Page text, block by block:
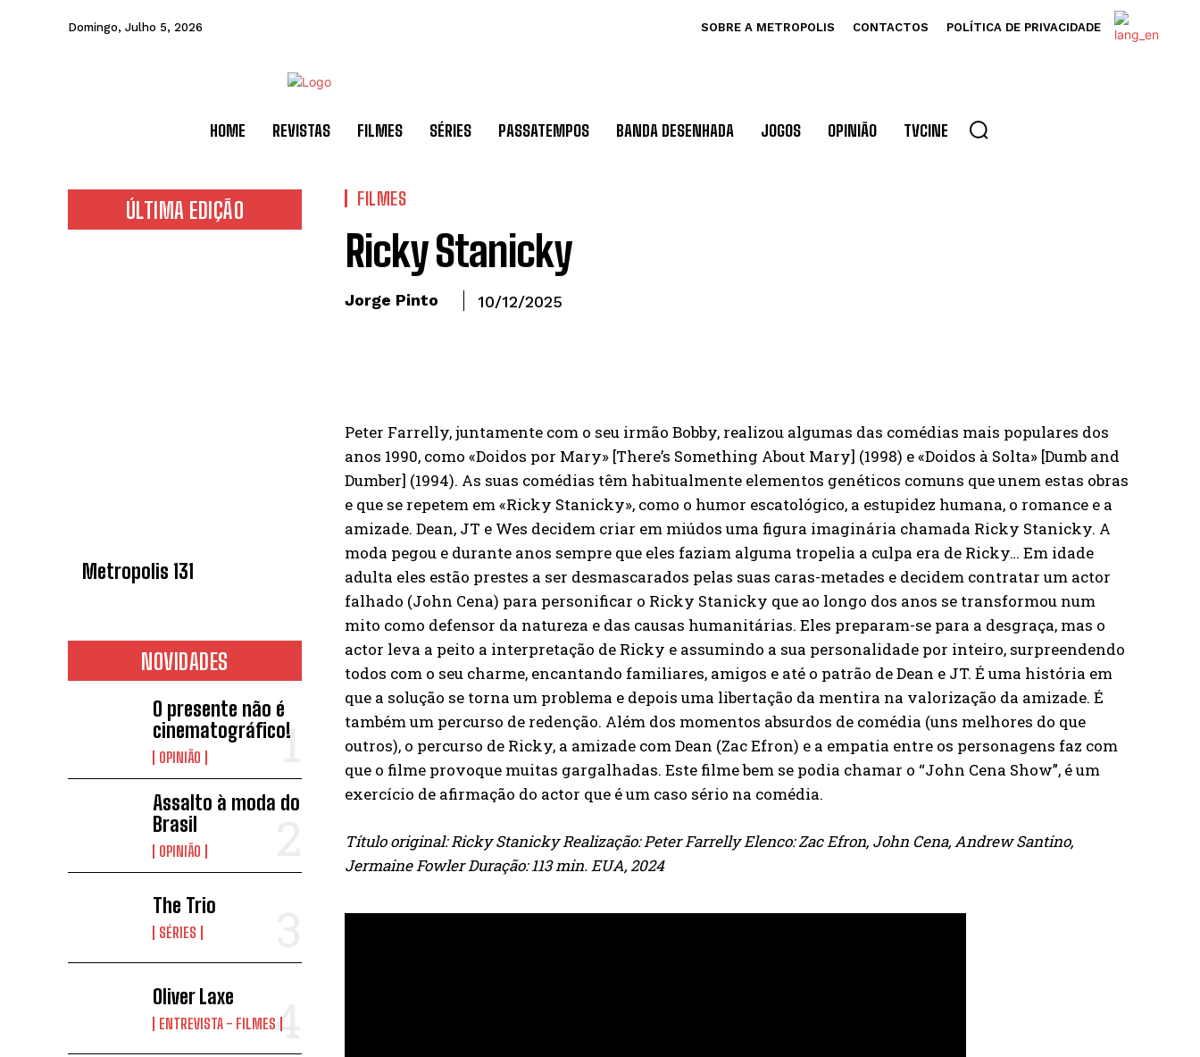
Domingo, Julho 5, 2026 SOBRE A METROPOLIS CONTACTOS POLÍTICA DE PRIVACIDADE
HOME REVISTAS FILMES SÉRIES PASSATEMPOS BANDA DESENHADA JOGOS OPINIÃO TVCINE
ÚLTIMA EDIÇÃO
Metropolis 131
NOVIDADES
O presente não é
cinematográfico!
OPINIÃO
Assalto à moda do
Brasil
OPINIÃO
The Trio
SÉRIES
Oliver Laxe
ENTREVISTA - FILMES
FILMES
Ricky Stanicky
Jorge Pinto 10/12/2025
Peter Farrelly, juntamente com o seu irmão Bobby, realizou algumas das comédias mais populares dos
anos 1990, como «Doidos por Mary» [There’s Something About Mary] (1998) e «Doidos à Solta» [Dumb and
Dumber] (1994). As suas comédias têm habitualmente elementos genéticos comuns que unem estas obras
e que se repetem em «Ricky Stanicky», como o humor escatológico, a estupidez humana, o romance e a
amizade. Dean, JT e Wes decidem criar em miúdos uma figura imaginária chamada Ricky Stanicky. A
moda pegou e durante anos sempre que eles faziam alguma tropelia a culpa era de Ricky… Em idade
adulta eles estão prestes a ser desmascarados pelas suas caras-metades e decidem contratar um actor
falhado (John Cena) para personificar o Ricky Stanicky que ao longo dos anos se transformou num
mito como defensor da natureza e das causas humanitárias. Eles preparam-se para a desgraça, mas o
actor leva a peito a interpretação de Ricky e assumindo a sua personalidade por inteiro, surpreendendo
todos com o seu charme, encantando familiares, amigos e até o patrão de Dean e JT. É uma história em
que a solução se torna um problema e depois uma libertação da mentira na valorização da amizade. É
também um percurso de redenção. Além dos momentos absurdos de comédia (uns melhores do que
outros), o percurso de Ricky, a amizade com Dean (Zac Efron) e a empatia entre os personagens faz com
que o filme provoque muitas gargalhadas. Este filme bem se podia chamar o “John Cena Show”, é um
exercício de afirmação do actor que é um caso sério na comédia.
Título original: Ricky Stanicky Realização: Peter Farrelly Elenco: Zac Efron, John Cena, Andrew Santino,
Jermaine Fowler Duração: 113 min. EUA, 2024